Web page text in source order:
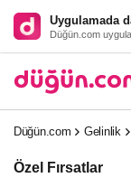
Uygulamada
Düğün.com
Düğün.com Gelinlik
Özel Fırsatlar